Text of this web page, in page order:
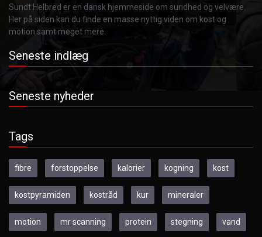
Sundt Helbred er en dansk hjemmeside om sundhed og velvære.
Her på siden kan du finde en masse nyttig viden om kost og
motion samt meget mere.
Seneste indlæg
Seneste nyheder
Tags
fibre forstoppelse kalorier kogning kost
kostpyramiden kostråd kur mineraler
motion mr scanning protein stegning vand